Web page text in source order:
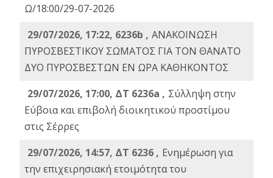
Ω/18:00/29-07-2026
29/07/2026, 17:22, 6236b , ΑΝΑΚΟΙΝΩΣΗ
ΠΥΡΟΣΒΕΣΤΙΚΟΥ ΣΩΜΑΤΟΣ ΓΙΑ ΤΟΝ ΘΑΝΑΤΟ
ΔΥΟ ΠΥΡΟΣΒΕΣΤΩΝ ΕΝ ΩΡΑ ΚΑΘΗΚΟΝΤΟΣ
29/07/2026, 17:00, ΔΤ 6236a , Σύλληψη στην
Εύβοια και επιβολή διοικητικού προστίμου
στις Σέρρες
29/07/2026, 14:57, ΔΤ 6236 , Ενημέρωση για
την επιχειρησιακή ετοιμότητα του